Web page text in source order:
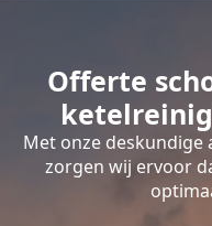
Offerte
Met onze deskundige
zorgen wij ervoor